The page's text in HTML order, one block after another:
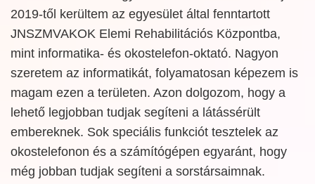
2019-től kerültem az egyesület által fenntartott
JNSZMVAKOK Elemi Rehabilitációs Központba,
mint informatika- és okostelefon-oktató. Nagyon
szeretem az informatikát, folyamatosan képezem is
magam ezen a területen. Azon dolgozom, hogy a
lehető legjobban tudjak segíteni a látássérült
embereknek. Sok speciális funkciót tesztelek az
okostelefonon és a számítógépen egyaránt, hogy
még jobban tudjak segíteni a sorstársaimnak.